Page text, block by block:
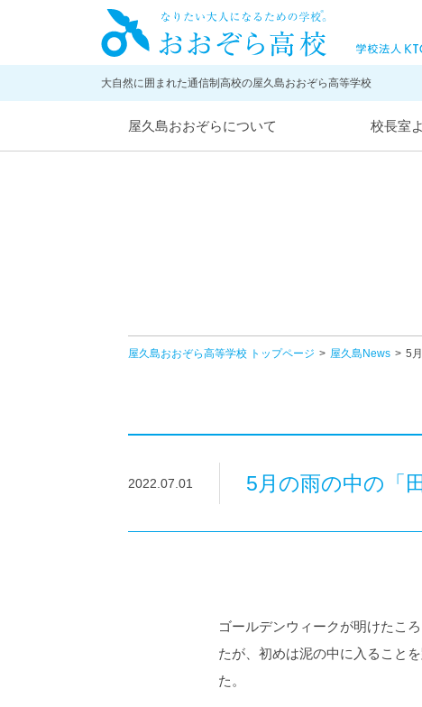
大自然に囲まれた通信制高校の屋久島おおぞら高等学校
屋久島おおぞらについて 校長室
屋久島おおぞら高等学校 トップページ 屋久島News 5
2022.07.01 5月の雨の中の「
ゴールデンウィークが明けたこ
たが、初めは泥の中に入ること
た。